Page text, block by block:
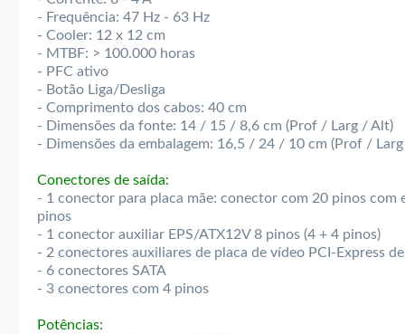
- Frequência: 47 Hz - 63 Hz
- Cooler: 12 x 12 cm
- MTBF: > 100.000 horas
- PFC ativo
- Botão Liga/Desliga
- Comprimento dos cabos: 40 cm
- Dimensões da fonte: 14 / 15 / 8,6 cm (Prof / Larg / Alt)
- Dimensões da embalagem: 16,5 / 24 / 10 cm (Prof /
Conectores de saída:
- 1 conector para placa mãe: conector com 20 pinos com
pinos
- 1 conector auxiliar EPS/ATX12V 8 pinos (4 + 4 pinos)
- 2 conectores auxiliares de placa de vídeo PCI-Express
- 6 conectores SATA
- 3 conectores com 4 pinos
Potências: